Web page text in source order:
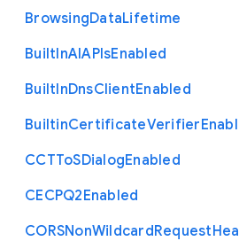
BrowsingDataLifetime
BuiltInAIAPIsEnabled
BuiltInDnsClientEnabled
BuiltinCertificateVerifier
CCTToSDialogEnabled
CECPQ2Enabled
CORSNonWildcardRequest